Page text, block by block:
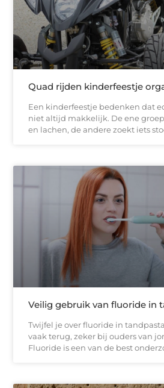
Quad rijden kinderfeestje
Een kinderfeestje bedenken dat
niet altijd makkelijk. De ene
en lachen, de andere zoekt iets
Veilig gebruik van fluoride in
Twijfel je over fluoride in
vaak terug, zeker bij ouders van
Fluoride is een van de best